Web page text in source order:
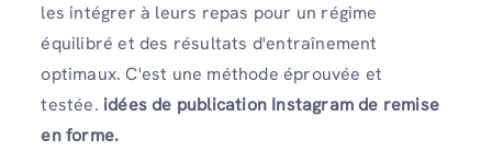
les intégrer à leurs repas pour un régime
équilibré et des résultats d'entraînement
optimaux. C'est une méthode éprouvée et
testée. idées de publication Instagram de remise
en forme.